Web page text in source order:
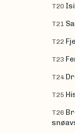
T20
T21
T22
T23
T24
T25
T26